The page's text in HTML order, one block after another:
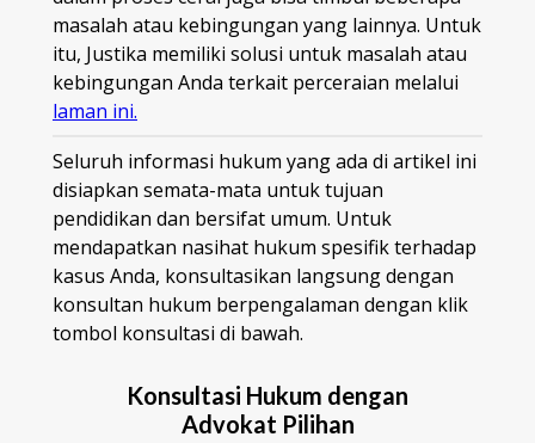
masalah atau kebingungan yang lainnya. Untuk
itu, Justika memiliki solusi untuk masalah atau
kebingungan Anda terkait perceraian melalui
laman ini.
Seluruh informasi hukum yang ada di artikel ini
disiapkan semata-mata untuk tujuan
pendidikan dan bersifat umum. Untuk
mendapatkan nasihat hukum spesifik terhadap
kasus Anda, konsultasikan langsung dengan
konsultan hukum berpengalaman dengan klik
tombol konsultasi di bawah.
Konsultasi Hukum dengan
Advokat Pilihan